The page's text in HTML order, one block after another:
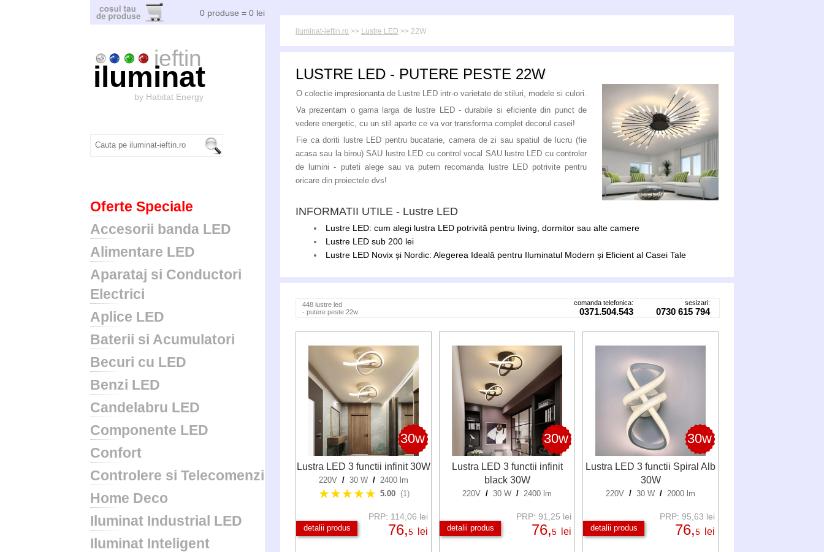
0 produse = 0 lei
ieftin
iluminat
by Habitat Energy
Oferte Speciale
Accesorii banda LED
Alimentare LED
Aparataj si Conductori
Electrici
Aplice LED
Baterii si Acumulatori
Becuri cu LED
Benzi LED
Candelabru LED
Componente LED
Confort
Controlere si Telecomenzi
Home Deco
Iluminat Industrial LED
Iluminat Inteligent
iluminat-ieftin.ro >> Lustre LED >> 22W
LUSTRE LED - PUTERE PESTE 22W
O colectie impresionanta de Lustre LED intr-o varietate de stiluri, modele si culori.
Va prezentam o gama larga de lustre LED - durabile si eficiente din punct de
vedere energetic, cu un stil aparte ce va vor transforma complet decorul casei!
Fie ca doriti lustre LED pentru bucatarie, camera de zi sau spatiul de lucru (fie
acasa sau la birou) SAU lustre LED cu control vocal SAU lustre LED cu controler
de lumini - puteti alege sau va putem recomanda lustre LED potrivite pentru
oricare din proiectele dvs!
INFORMATII UTILE - Lustre LED
Lustre LED: cum alegi lustra LED potrivită pentru living, dormitor sau alte camere
Lustre LED sub 200 lei
Lustre LED Novix și Nordic: Alegerea Ideală pentru Iluminatul Modern și Eficient al Casei Tale
448 lustre led
- putere peste 22w
comanda telefonica:
0371.504.543
sesizari:
0730 615 794
30w
Lustra LED 3 functii infinit 30W
220V / 30 W / 2400 lm
★★★★★ 5.00 (1)
detalii produs
PRP: 114,06 lei
76,5 lei
30w
Lustra LED 3 functii infinit
black 30W
220V / 30 W / 2400 lm
detalii produs
PRP: 91,25 lei
76,5 lei
30w
Lustra LED 3 functii Spiral Alb
30W
220V / 30 W / 2000 lm
detalii produs
PRP: 95,63 lei
76,5 lei